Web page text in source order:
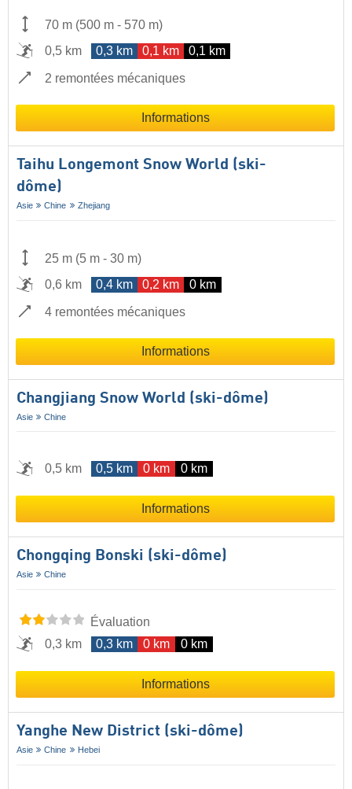
70 m (500 m - 570 m)
0,5 km
0,3 km 0,1 km 0,1 km
2 remontées mécaniques
Informations
Taihu Longemont Snow World (ski-
dôme)
Asie Chine Zhejiang
25 m (5 m - 30 m)
0,6 km
0,4 km 0,2 km 0 km
4 remontées mécaniques
Informations
Changjiang Snow World (ski-dôme)
Asie Chine
0,5 km 0,5 km 0 km 0 km
Informations
Chongqing Bonski (ski-dôme)
Asie Chine
Évaluation
0,3 km
0,3 km 0 km 0 km
Informations
Yanghe New District (ski-dôme)
Asie Chine Hebei